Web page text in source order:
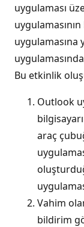
uygulaması
uygulamasına
Bu etkinlik
Outlook
araç
Vahim
bildirim